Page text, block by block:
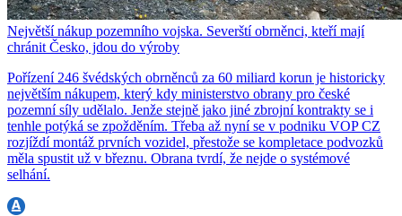
Největší nákup pozemního vojska. Severští obrněnci, kteří mají
chránit Česko, jdou do výroby
Pořízení 246 švédských obrněnců za 60 miliard korun je historicky
největším nákupem, který kdy ministerstvo obrany pro české
pozemní síly udělalo. Jenže stejně jako jiné zbrojní kontrakty se i
tenhle potýká se zpožděním. Třeba až nyní se v podniku VOP CZ
rozjíždí montáž prvních vozidel, přestože se kompletace podvozků
měla spustit už v březnu. Obrana tvrdí, že nejde o systémové
selhání.